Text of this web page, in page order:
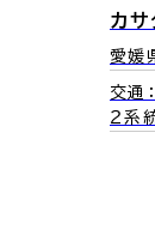
カサ
愛媛
交通
２系